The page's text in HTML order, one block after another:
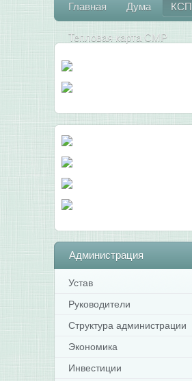
Главная Дума КСП
Тепловая карта СМР
Администрация
Устав
Руководители
Структура администрации
Экономика
Инвестиции